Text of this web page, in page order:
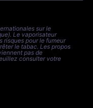
sur le
Le vaporisateur
risques pour le fumeur
le tabac. Les propos
pas de
consulter votre